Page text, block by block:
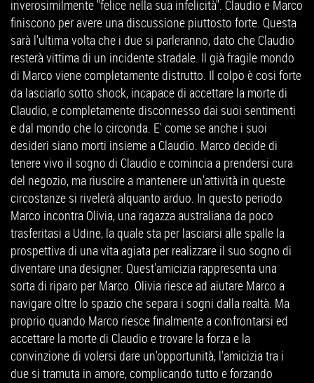
inverosimilmente "felice nella sua infelicità". Claudio e Marco
finiscono per avere una discussione piuttosto forte. Questa
sarà l'ultima volta che i due si parleranno, dato che Claudio
resterà vittima di un incidente stradale. Il già fragile mondo
di Marco viene completamente distrutto. Il colpo è cosi forte
da lasciarlo sotto shock, incapace di accettare la morte di
Claudio, e completamente disconnesso dai suoi sentimenti
e dal mondo che lo circonda. E' come se anche i suoi
desideri siano morti insieme a Claudio. Marco decide di
tenere vivo il sogno di Claudio e comincia a prendersi cura
del negozio, ma riuscire a mantenere un'attività in queste
circostanze si rivelerà alquanto arduo. In questo periodo
Marco incontra Olivia, una ragazza australiana da poco
trasferitasi a Udine, la quale sta per lasciarsi alle spalle la
prospettiva di una vita agiata per realizzare il suo sogno di
diventare una designer. Quest'amicizia rappresenta una
sorta di riparo per Marco. Olivia riesce ad aiutare Marco a
navigare oltre lo spazio che separa i sogni dalla realtà. Ma
proprio quando Marco riesce finalmente a confrontarsi ed
accettare la morte di Claudio e trovare la forza e la
convinzione di volersi dare un'opportunità, l'amicizia tra i
due si tramuta in amore, complicando tutto e forzando